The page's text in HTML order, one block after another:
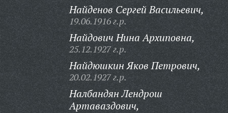
Найденов Сергей Васильевич,
19.06.1916 г.р.
Найдович Нина Архиповна,
25.12.1927 г.р.
Найдюшкин Яков Петрович,
20.02.1927 г.р.
Налбандян Лендрош
Артаваздович,